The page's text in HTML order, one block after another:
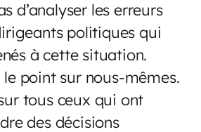
d’analyser les erreurs
politiques qui
à cette situation.
le point sur nous-mêmes.
tous ceux qui ont
des décisions